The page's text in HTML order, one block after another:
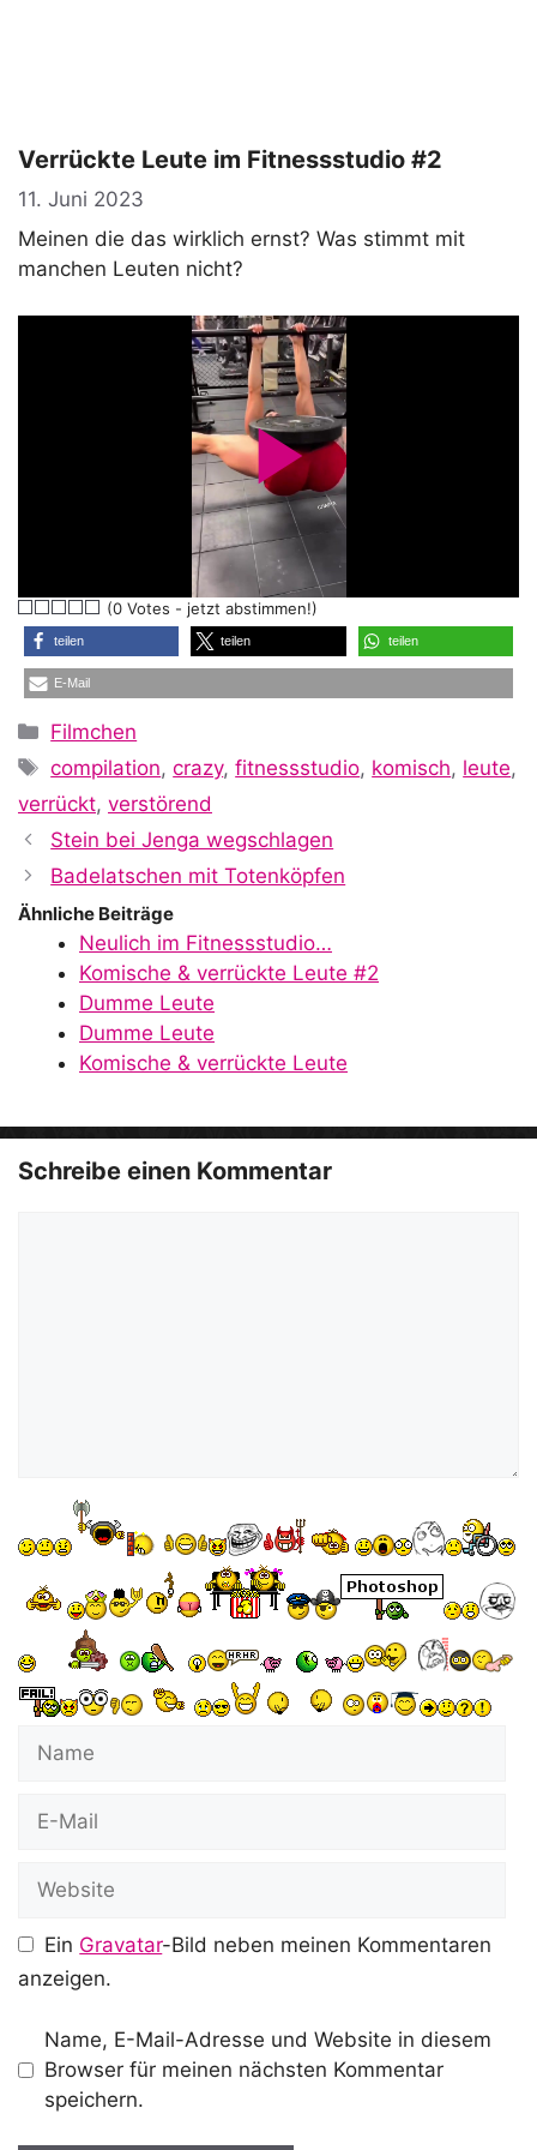
Verrückte Leute im Fitnessstudio #2
11. Juni 2023
Meinen die das wirklich ernst? Was stimmt mit
manchen Leuten nicht?
P
l
a
y
V
i
d
e
o
(0 Votes - jetzt abstimmen!)
teilen teilen teilen
E-Mail
Kategorien
Filmchen
Schlagwörter
compilation,crazy,fitnessstudio, komisch, leute,
verrückt, verstörend
Stein bei Jenga wegschlagen
Badelatschen mit Totenköpfen
Ähnliche Beiträge
Neulich im Fitnessstudio…
Komische & verrückte Leute #2
Dumme Leute
Dumme Leute
Komische & verrückte Leute
Schreibe einen Kommentar
Name
Website
Ein Gravatar-Bild neben meinen Kommentaren
anzeigen.
Name, E-Mail-Adresse und Website in diesem
Browser für meinen nächsten Kommentar
speichern.